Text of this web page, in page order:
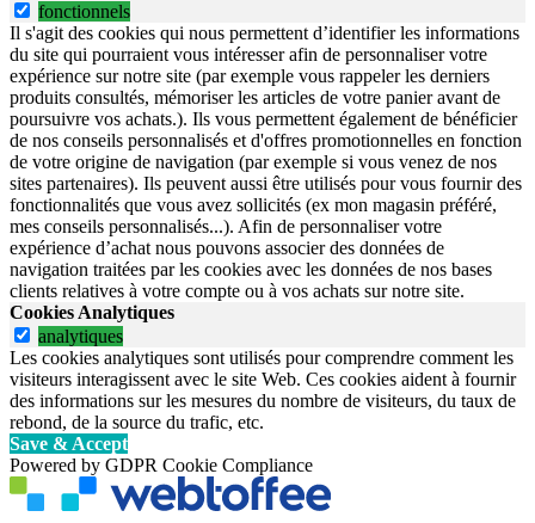
fonctionnels
Il s'agit des cookies qui nous permettent d’identifier les informations
du site qui pourraient vous intéresser afin de personnaliser votre
expérience sur notre site (par exemple vous rappeler les derniers
produits consultés, mémoriser les articles de votre panier avant de
poursuivre vos achats.). Ils vous permettent également de bénéficier
de nos conseils personnalisés et d'offres promotionnelles en fonction
de votre origine de navigation (par exemple si vous venez de nos
sites partenaires). Ils peuvent aussi être utilisés pour vous fournir des
fonctionnalités que vous avez sollicités (ex mon magasin préféré,
mes conseils personnalisés...). Afin de personnaliser votre
expérience d’achat nous pouvons associer des données de
navigation traitées par les cookies avec les données de nos bases
clients relatives à votre compte ou à vos achats sur notre site.
Cookies Analytiques
analytiques
Les cookies analytiques sont utilisés pour comprendre comment les
visiteurs interagissent avec le site Web. Ces cookies aident à fournir
des informations sur les mesures du nombre de visiteurs, du taux de
rebond, de la source du trafic, etc.
Save & Accept
Powered by GDPR Cookie Compliance